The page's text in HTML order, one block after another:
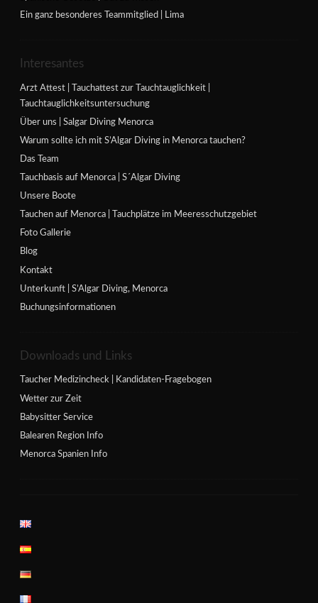
Ein ganz besonderes Teammitglied | Lima
Interesantes
Arzt Attest | Tauchattest zur Tauchtauglichkeit |
Tauchtauglichkeitsuntersuchung
Über uns | Salgar Diving Menorca
Warum sollte ich mit S’Algar Diving in Menorca tauchen?
Das Team
Tauchbasis auf Menorca | S´Algar Diving
Unsere Boote
Tauchen auf Menorca | Tauchplätze im Meeresschutzgebiet
Foto Gallerie
Blog
Kontakt
Unterkunft | S’Algar Diving, Menorca
Buchungsinformationen
Downloads und Links
Taucher Medizincheck | Kandidaten-Fragebogen
Wetter zur Zeit
Babysitter Service
Balearen Region Info
Menorca Spanien Info